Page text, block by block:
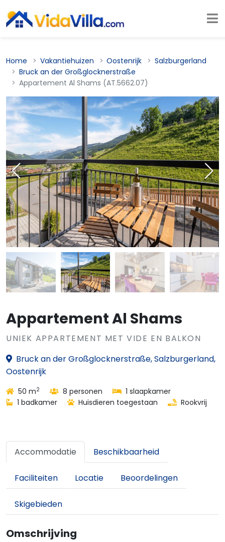
Home Vakantiehuizen Oostenrijk
Salzburgerland
Bruck an der Großglocknerstraße
Appartement Al Shams (AT.5662.07)
Appartement Al Shams
UNIEK APPARTEMENT MET VIDE EN BALKON
Bruck an der Großglocknerstraße, Salzburgerland,
Oostenrijk
50 m2 8 personen
1 slaapkamer
1 badkamer
Huisdieren toegestaan Rookvrij
Accommodatie Beschikbaarheid
Faciliteiten Locatie Beoordelingen
Skigebieden
Omschrijving